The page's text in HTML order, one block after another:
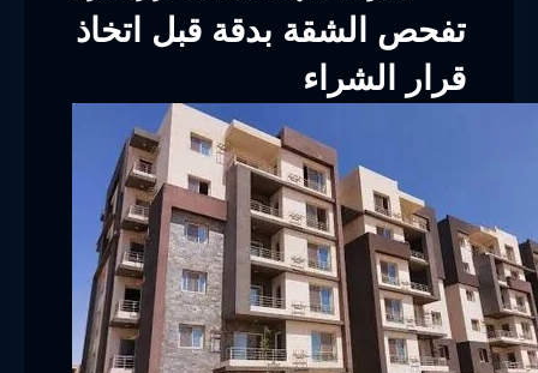
تفحص الشقة بدقة قبل اتخاذ
قرار الشراء